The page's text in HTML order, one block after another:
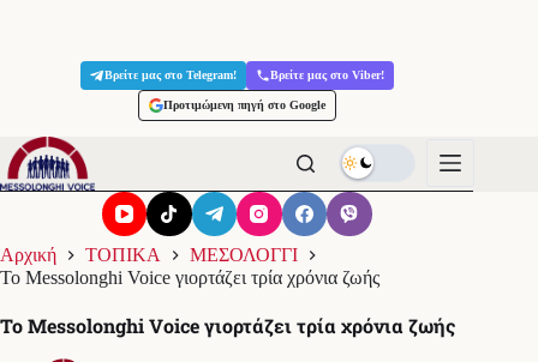
Βρείτε μας στο Telegram! Βρείτε μας στο Viber!
Προτιμώμενη πηγή στο Google
Αρχική ΤΟΠΙΚΑ
ΜΕΣΟΛΟΓΓΙ
Το Messolonghi Voice γιορτάζει τρία χρόνια ζωής
Το Messolonghi Voice γιορτάζει τρία χρόνια ζωής